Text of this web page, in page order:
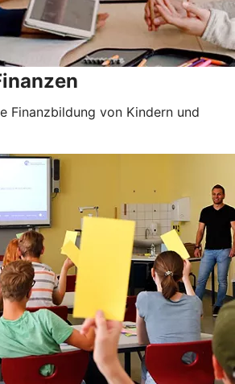
Finanzbildung von Kindern und